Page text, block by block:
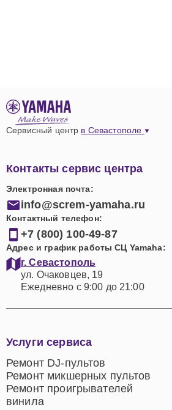
Сервисный центр в Севастополе
Контакты сервис центра
Электронная почта:
info@screm-yamaha.ru
Контактный телефон:
+7 (800) 100-49-87
Адрес и график работы СЦ Yamaha:
г. Севастополь
ул. Очаковцев, 19
Ежедневно с 9:00 до 21:00
Услуги сервиса
Ремонт DJ-пультов
Ремонт микшерных пультов
Ремонт проигрывателей
винила